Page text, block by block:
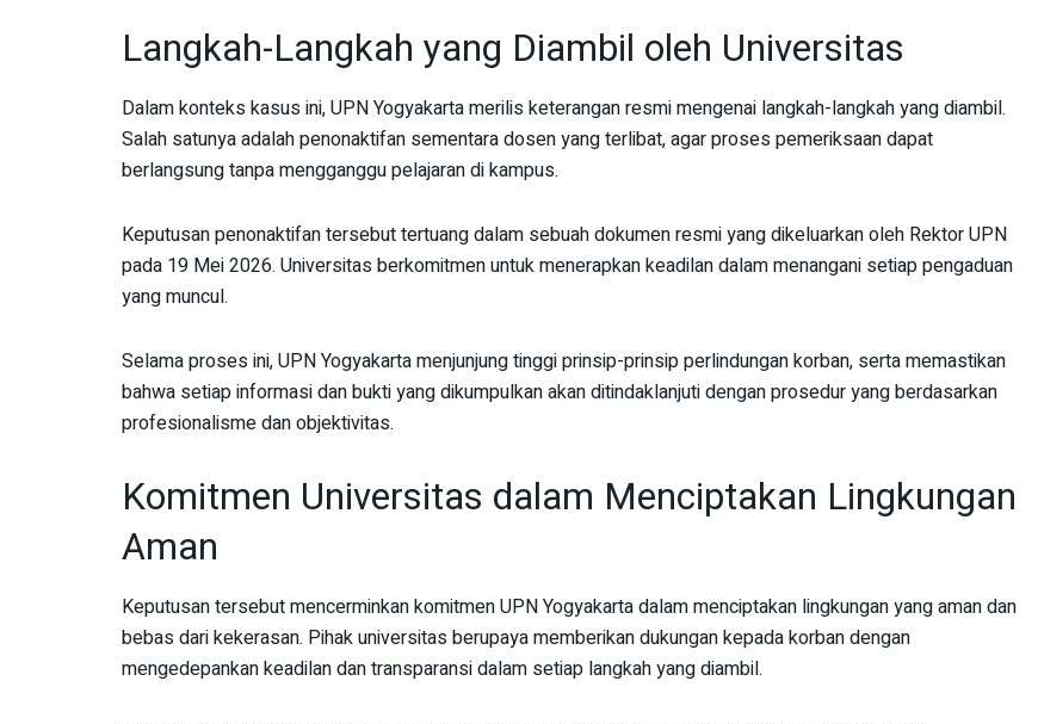
Langkah-Langkah yang Diambil oleh Universitas
Dalam konteks kasus ini, UPN Yogyakarta merilis keterangan resmi mengenai langkah-langkah yang diambil.
Salah satunya adalah penonaktifan sementara dosen yang terlibat, agar proses pemeriksaan dapat
berlangsung tanpa mengganggu pelajaran di kampus.
Keputusan penonaktifan tersebut tertuang dalam sebuah dokumen resmi yang dikeluarkan oleh Rektor UPN
pada 19 Mei 2026. Universitas berkomitmen untuk menerapkan keadilan dalam menangani setiap pengaduan
yang muncul.
Selama proses ini, UPN Yogyakarta menjunjung tinggi prinsip-prinsip perlindungan korban, serta memastikan
bahwa setiap informasi dan bukti yang dikumpulkan akan ditindaklanjuti dengan prosedur yang berdasarkan
profesionalisme dan objektivitas.
Komitmen Universitas dalam Menciptakan Lingkungan
Aman
Keputusan tersebut mencerminkan komitmen UPN Yogyakarta dalam menciptakan lingkungan yang aman dan
bebas dari kekerasan. Pihak universitas berupaya memberikan dukungan kepada korban dengan
mengedepankan keadilan dan transparansi dalam setiap langkah yang diambil.